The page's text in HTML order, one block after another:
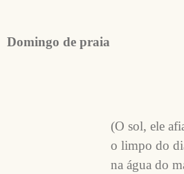
Domingo de praia